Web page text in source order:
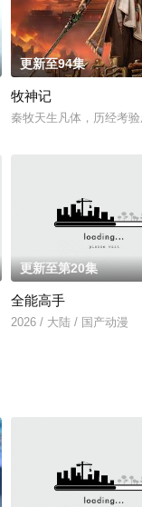
在家中学习，没法和小
缇萦上书
更新至94集
牧神记
秦牧天生凡体，历经考
夺去神子身份，贬入
则被卷入仙界三千年
更新至第20集
全能高手
2026 / 大陆 / 国产动漫